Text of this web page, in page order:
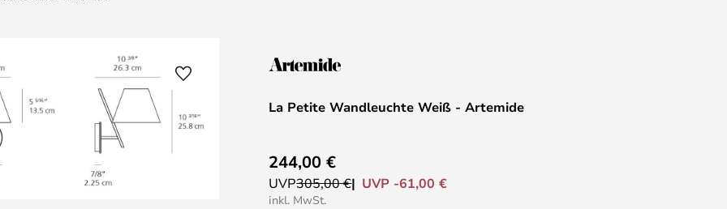
La Petite Wandleuchte Weiß - Artemide
244,00 €
UVP305,00 € UVP -61,00 €
inkl. MwSt.